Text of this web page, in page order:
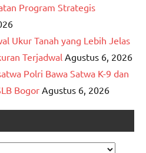
Program Strategis
Ukur Tanah yang Lebih Jelas
Terjadwal Agustus 6, 2026
Polri Bawa Satwa K-9 dan
Bogor Agustus 6, 2026